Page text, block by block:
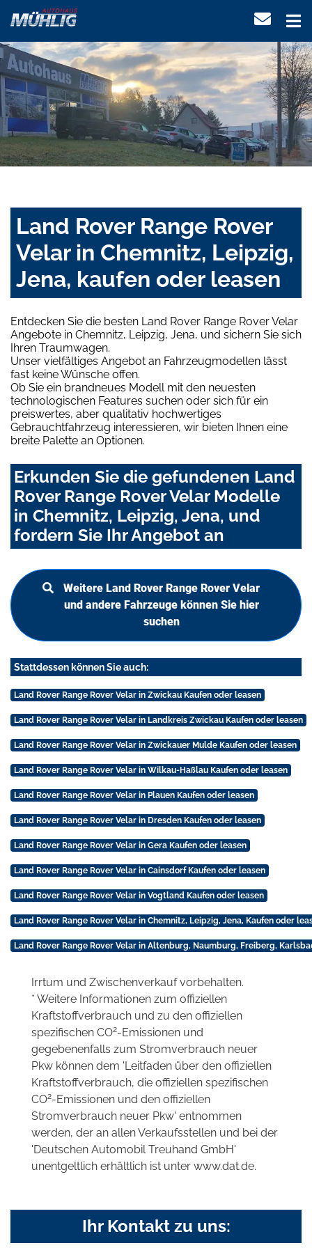
Land Rover Range Rover
Velar in Chemnitz, Leipzig,
Jena, kaufen oder leasen
Entdecken Sie die besten Land Rover Range Rover Velar
Angebote in Chemnitz, Leipzig, Jena, und sichern Sie sich
Ihren Traumwagen.
Unser vielfältiges Angebot an Fahrzeugmodellen lässt
fast keine Wünsche offen.
Ob Sie ein brandneues Modell mit den neuesten
technologischen Features suchen oder sich für ein
preiswertes, aber qualitativ hochwertiges
Gebrauchtfahrzeug interessieren, wir bieten Ihnen eine
breite Palette an Optionen.
Erkunden Sie die gefundenen Land
Rover Range Rover Velar Modelle
in Chemnitz, Leipzig, Jena, und
fordern Sie Ihr Angebot an
Weitere Land Rover Range Rover Velar
und andere Fahrzeuge können Sie hier
suchen
Stattdessen können Sie auch:
Land Rover Range Rover Velar in Zwickau Kaufen oder leasen
Land Rover Range Rover Velar in Landkreis Zwickau Kaufen oder leasen
Land Rover Range Rover Velar in Zwickauer Mulde Kaufen oder leasen
Land Rover Range Rover Velar in Wilkau-Haßlau Kaufen oder leasen
Land Rover Range Rover Velar in Plauen Kaufen oder leasen
Land Rover Range Rover Velar in Dresden Kaufen oder leasen
Land Rover Range Rover Velar in Gera Kaufen oder leasen
Land Rover Range Rover Velar in Cainsdorf Kaufen oder leasen
Land Rover Range Rover Velar in Vogtland Kaufen oder leasen
Land Rover Range Rover Velar in Chemnitz, Leipzig, Jena, Kaufen oder
Land Rover Range Rover Velar in Altenburg, Naumburg, Freiberg,
Irrtum und Zwischenverkauf vorbehalten.
* Weitere Informationen zum offiziellen
Kraftstoffverbrauch und zu den offiziellen
spezifischen CO2-Emissionen und
gegebenenfalls zum Stromverbrauch neuer
Pkw können dem 'Leitfaden über den offiziellen
Kraftstoffverbrauch, die offiziellen spezifischen
CO2-Emissionen und den offiziellen
Stromverbrauch neuer Pkw' entnommen
werden, der an allen Verkaufsstellen und bei der
'Deutschen Automobil Treuhand GmbH'
unentgeltlich erhältlich ist unter www.dat.de.
Ihr Kontakt zu uns: